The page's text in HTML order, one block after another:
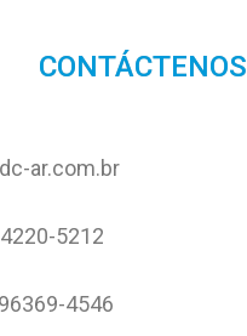
CONTÁCTENOS
ar.com.br
5212
4546